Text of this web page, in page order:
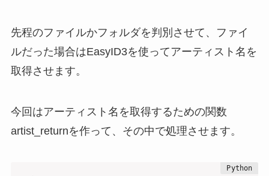
先程のファイルかフォルダを判別させて、ファイ
ルだった場合はEasyID3を使ってアーティスト名を
取得させます。
今回はアーティスト名を取得するための関数
artist_returnを作って、その中で処理させます。